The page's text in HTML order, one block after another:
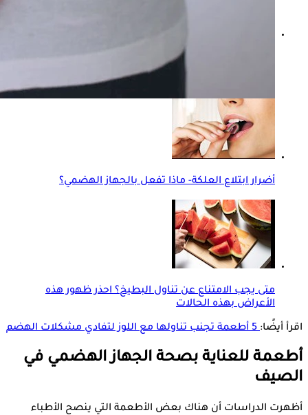
أضرار ابتلاع العلكة- ماذا تفعل بالجهاز الهضمي؟
متى يجب الامتناع عن تناول البطيخ؟ احذر ظهور هذه
الأعراض بهذه الحالات
اقرأ أيضًا:5 أطعمة تجنب تناولها مع اللوز لتفادي مشكلات الهضم
أطعمة للعناية بصحة الجهاز الهضمي في
الصيف
أظهرت الدراسات أن هناك بعض الأطعمة التي ينصح الأطباء